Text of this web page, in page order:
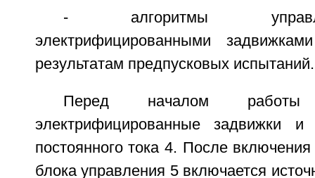
- алгоритмы
электрифицированными
результатам предпусковых испытаний.
Перед началом
электрифицированные задвижки и
постоянного тока 4. После
блока управления 5 включается